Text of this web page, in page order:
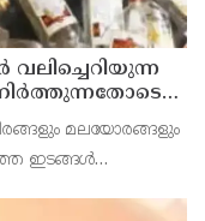
പദ്ധതി
തലതിരിഞ്ഞ
മലയോരങ്ങളും
ഇടങ്ങള്‍